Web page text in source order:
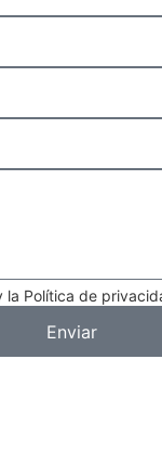
Política de
Enviar